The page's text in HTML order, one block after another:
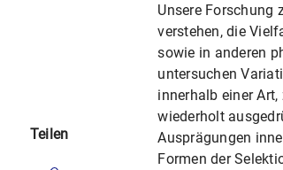
Unsere Forschung
verstehen, die
sowie in anderen
untersuchen
innerhalb einer
wiederholt
Ausprägungen
Formen der
Teilen